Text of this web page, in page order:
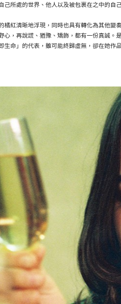
己所處的世界、他人以及被包裹在之中的自
橘紅清晰地浮現，同時也具有轉化為其他
心，再說謊、猶豫、矯飾，都有一份真誠
生命」的代表，雖可能終歸虛無，卻在她